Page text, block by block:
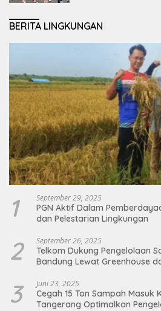
BERITA LINGKUNGAN
1 September 29, 2025
PGN Aktif Dalam
dan Pelestarian Lingkungan
2 September 26, 2025
Telkom Dukung Pengelolaan
Bandung Lewat Greenhouse
3 Juni 23, 2025
Cegah 15 Ton Sampah Masuk
Tangerang Optimalkan